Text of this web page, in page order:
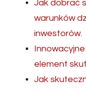
Jak dobrać
warunków
inwestorów.
element
Jak